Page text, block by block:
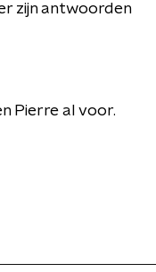
zijn antwoorden
Pierre al voor.